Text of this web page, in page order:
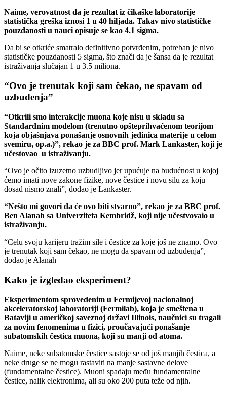
Naime, verovatnost da je rezultat iz čikaške laboratorije
statistička greška iznosi 1 u 40 hiljada. Takav nivo statističke
pouzdanosti u nauci opisuje se kao 4.1 sigma.
Da bi se otkriće smatralo definitivno potvrđenim, potreban je nivo
statističke pouzdanosti 5 sigma, što znači da je šansa da je rezultat
istraživanja slučajan 1 u 3.5 miliona.
“Ovo je trenutak koji sam čekao, ne spavam od
uzbuđenja”
“Otkrili smo interakcije muona koje nisu u skladu sa
Standardnim modelom (trenutno opšteprihvaćenom teorijom
koja objašnjava ponašanje osnovnih jedinica materije u celom
svemiru, op.a.)”, rekao je za BBC prof. Mark Lankaster, koji je
učestovao u istraživanju.
“Ovo je očito izuzetno uzbudljivo jer upućuje na budućnost u kojoj
ćemo imati nove zakone fizike, nove čestice i novu silu za koju
dosad nismo znali”, dodao je Lankaster.
“Nešto mi govori da će ovo biti stvarno”, rekao je za BBC prof.
Ben Alanah sa Univerziteta Kembridž, koji nije učestvovaio u
istraživanju.
“Celu svoju karijeru tražim sile i čestice za koje još ne znamo. Ovo
je trenutak koji sam čekao, ne mogu da spavam od uzbuđenja”,
dodao je Alanah
Kako je izgledao eksperiment?
Eksperimentom sprovedenim u Fermijevoj nacionalnoj
akceleratorskoj laboratoriji (Fermilab), koja je smeštena u
Bataviji u američkoj saveznoj državi Illinois, naučnici su tragali
za novim fenomenima u fizici, proučavajući ponašanje
subatomskih čestica muona, koji su manji od atoma.
Naime, neke subatomske čestice sastoje se od još manjih čestica, a
neke druge se ne mogu rastaviti na manje sastavne delove
(fundamentalne čestice). Muoni spadaju među fundamentalne
čestice, nalik elektronima, ali su oko 200 puta teže od njih.